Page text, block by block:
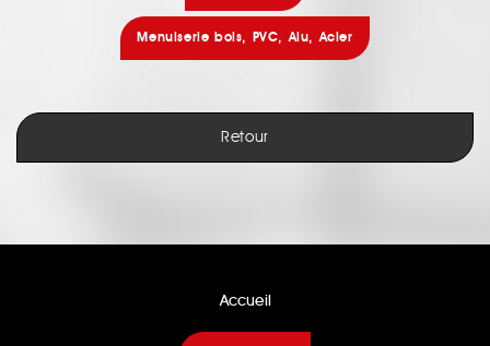
Menuiserie bois, PVC, Alu, Acier
Retour
Accueil